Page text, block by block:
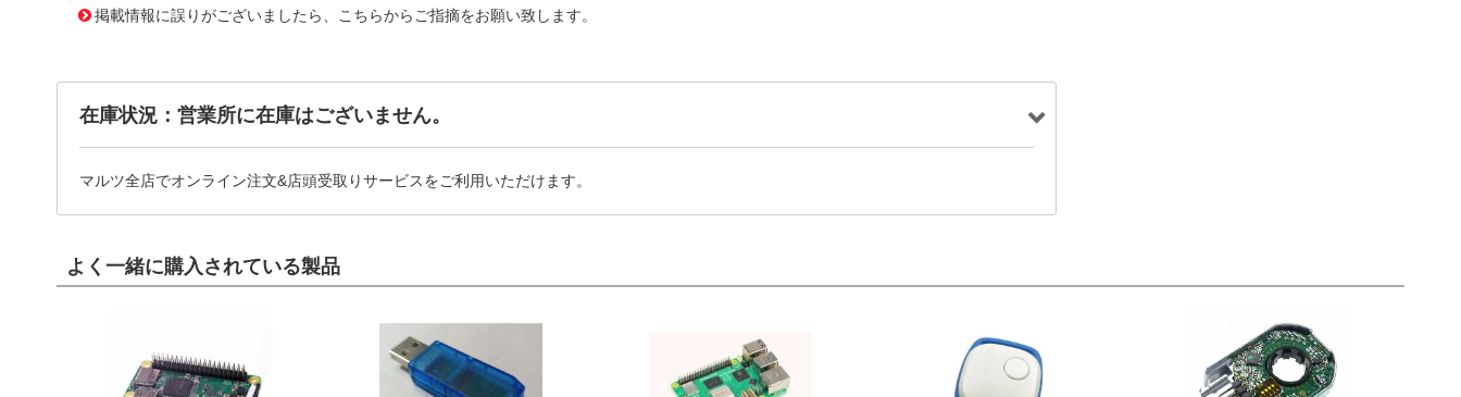
掲載情報に誤りがございましたら、こちらからご指摘をお願い致します。
在庫状況：営業所に在庫はございません。
マルツ全店でオンライン注文&店頭受取りサービスをご利用いただけます。
よく一緒に購入されている製品